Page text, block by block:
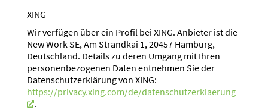
XING
Wir verfügen über ein Profil bei XING. Anbieter ist die
New Work SE, Am Strandkai 1, 20457 Hamburg,
Deutschland. Details zu deren Umgang mit Ihren
perso­nen­be­zo­genen Daten entnehmen Sie der
Daten­schutz­er­klärung von XING:
https://privacy.xing.com/de/datenschutzerklaerung
.